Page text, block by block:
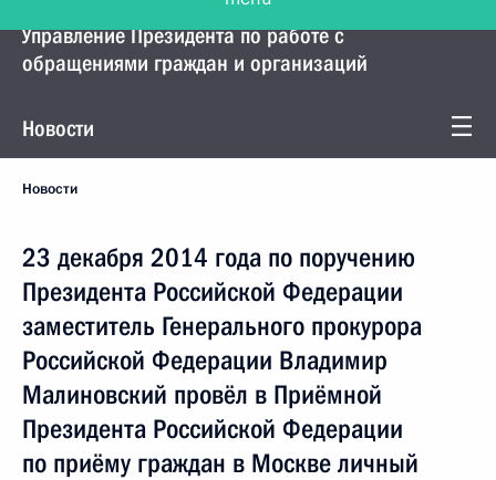
Управление Президента по работе с
обращениями граждан и организаций
Новости
Новости
23 декабря 2014 года по поручению
Президента Российской Федерации
заместитель Генерального прокурора
Российской Федерации Владимир
Малиновский провёл в Приёмной
Президента Российской Федерации
по приёму граждан в Москве личный